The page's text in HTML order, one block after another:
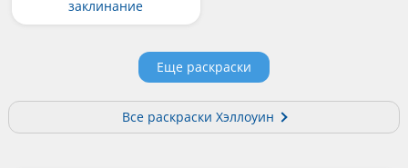
заклинание
Еще раскраски
Все раскраски Хэллоуин